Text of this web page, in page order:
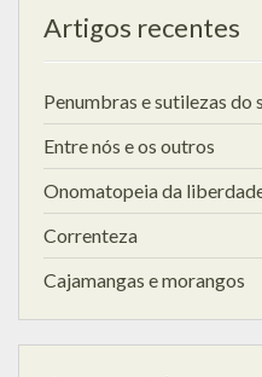
Artigos recentes
Penumbras e sutilezas do
Entre nós e os outros
Onomatopeia da
Correnteza
Cajamangas e morangos